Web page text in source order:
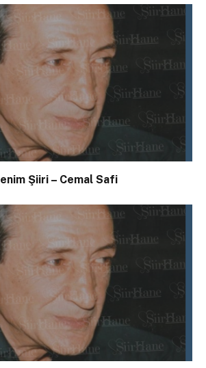
Şiiri – Cemal Safi